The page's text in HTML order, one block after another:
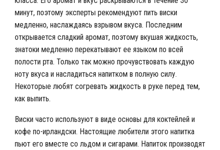
минут, поэтому эксперты рекомендуют пить виски
медленно, наслаждаясь взрывом вкуса. Последним
открывается сладкий аромат, поэтому вкушая жидкость,
знатоки медленно перекатывают ее языком по всей
полости рта. Только так можно прочувствовать каждую
ноту вкуса и насладиться напитком в полную силу.
Некоторые любят согревать жидкость в руке перед тем,
как выпить.
Виски часто используют в виде основы для коктейлей и
кофе по-ирландски. Настоящие любители этого напитка
пьют его вместе со льдом и сигарами. Напиток производят